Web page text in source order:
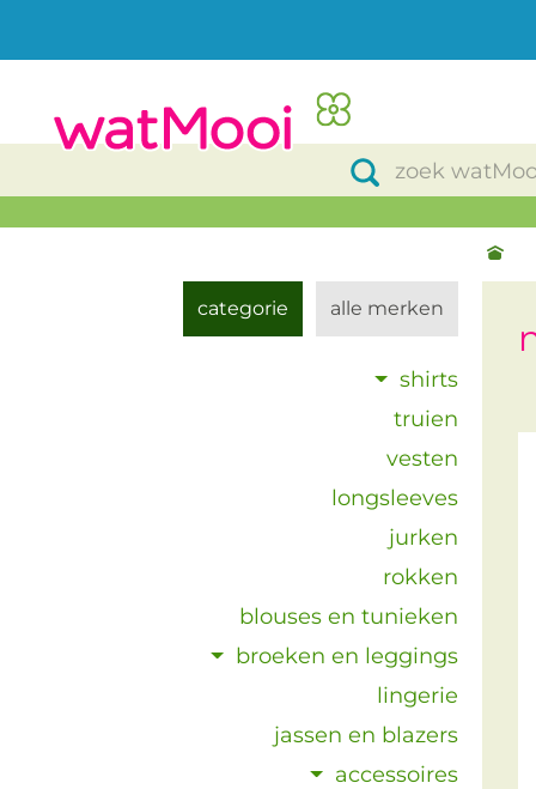
categorie
shirts
truien
vesten
longsleeves
jurken
rokken
blouses en tunieken
broeken en leggings
lingerie
jassen en blazers
accessoires
alle merken